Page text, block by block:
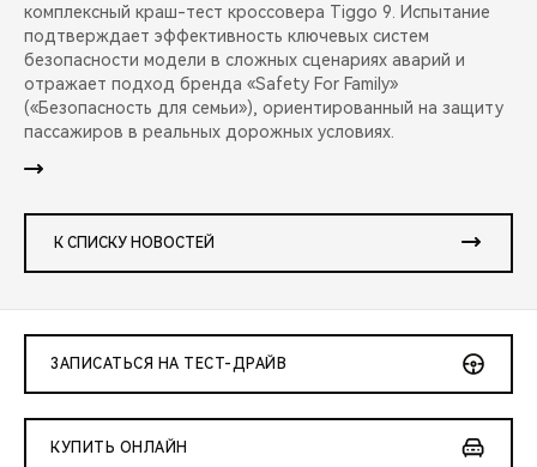
комплексный краш-тест кроссовера Tiggo 9. Испытание
подтверждает эффективность ключевых систем
безопасности модели в сложных сценариях аварий и
отражает подход бренда «Safety For Family»
(«Безопасность для семьи»), ориентированный на защиту
пассажиров в реальных дорожных условиях.
К СПИСКУ НОВОСТЕЙ
ЗАПИСАТЬСЯ НА ТЕСТ-ДРАЙВ
КУПИТЬ ОНЛАЙН